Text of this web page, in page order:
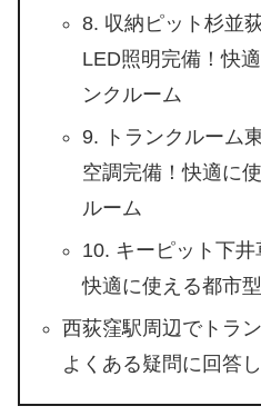
8. 収納ピット杉並
LED照明完備！快
ンクルーム
9. トランクルーム
空調完備！快適に
ルーム
10. キーピット下井
快適に使える都市
西荻窪駅周辺でトラ
よくある疑問に回答